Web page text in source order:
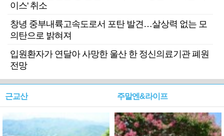
이스' 취소
창녕 중부내륙고속도로서 포탄 발견…살상력 없는 모
의탄으로 밝혀져
입원환자가 연달아 사망한 울산 한 정신의료기관 폐원
전망
근교산 주말엔&라이프